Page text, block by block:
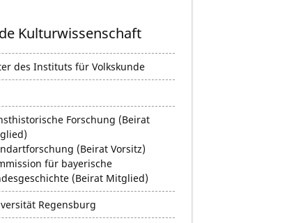
Kulturwissenschaft
des Instituts für Volkskunde
Forschung (Beirat
(Beirat Vorsitz)
für bayerische
(Beirat Mitglied)
Regensburg